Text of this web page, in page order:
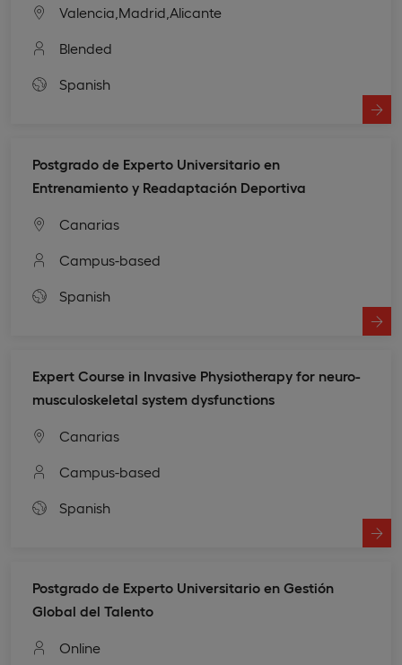
Valencia, Madrid, Alicante
Blended
Spanish
Postgrado de Experto Universitario en
Entrenamiento y Readaptación Deportiva
Canarias
Campus-based
Spanish
Expert Course in Invasive Physiotherapy for neuro-
musculoskeletal system dysfunctions
Canarias
Campus-based
Spanish
Postgrado de Experto Universitario en Gestión
Global del Talento
Online